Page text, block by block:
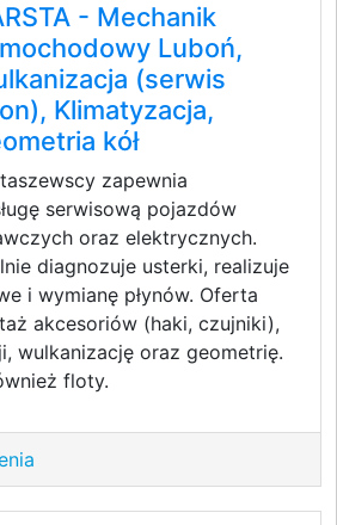
- Mechanik
Luboń,
(serwis
Klimatyzacja,
kół
zapewnia
serwisową pojazdów
oraz elektrycznych.
diagnozuje usterki, realizuje
i wymianę płynów. Oferta
akcesoriów (haki, czujniki),
wulkanizację oraz geometrię.
floty.